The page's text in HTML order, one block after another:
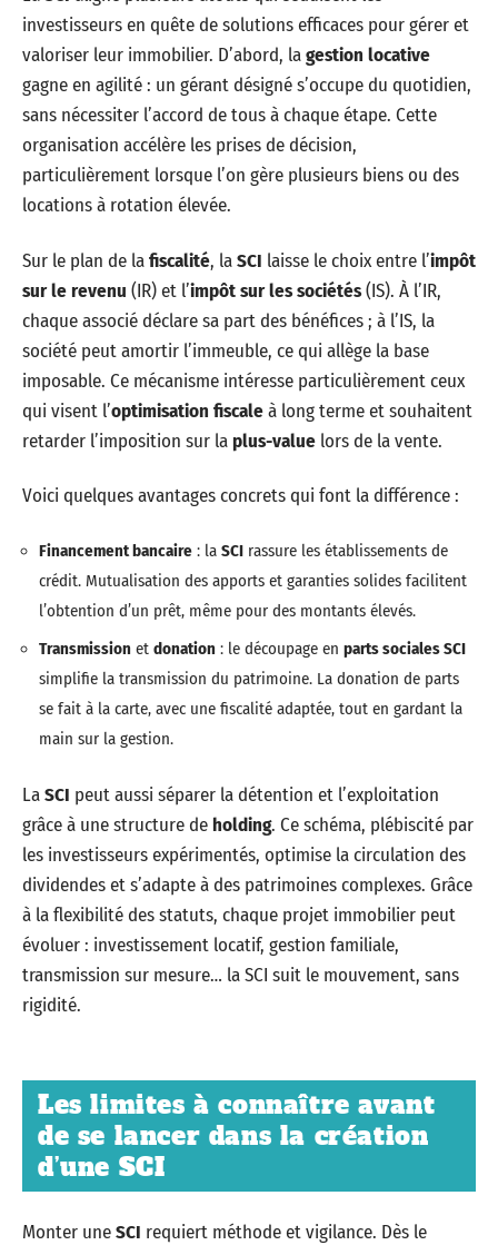
investisseurs en quête de solutions efficaces pour gérer et
valoriser leur immobilier. D’abord, lagestion locative
gagne en agilité : un gérant désigné s’occupe du quotidien,
sans nécessiter l’accord de tous à chaque étape. Cette
organisation accélère les prises de décision,
particulièrement lorsque l’on gère plusieurs biens ou des
locations à rotation élevée.
Sur le plan de lafiscalité, laSCI laisse le choix entre l’impôt
sur le revenu (IR) et l’impôt sur les sociétés(IS). À l’IR,
chaque associé déclare sa part des bénéfices ; à l’IS, la
société peut amortir l’immeuble, ce qui allège la base
imposable. Ce mécanisme intéresse particulièrement ceux
qui visent l’optimisation fiscaleà long terme et souhaitent
retarder l’imposition sur laplus-value lors de la vente.
Voici quelques avantages concrets qui font la différence :
Financement bancaire : la SCI rassure les établissements de
crédit. Mutualisation des apports et garanties solides facilitent
l’obtention d’un prêt, même pour des montants élevés.
Transmission et donation : le découpage en parts sociales SCI
simplifie la transmission du patrimoine. La donation de parts
se fait à la carte, avec une fiscalité adaptée, tout en gardant la
main sur la gestion.
LaSCI peut aussi séparer la détention et l’exploitation
grâce à une structure deholding. Ce schéma, plébiscité par
les investisseurs expérimentés, optimise la circulation des
dividendes et s’adapte à des patrimoines complexes. Grâce
à la flexibilité des statuts, chaque projet immobilier peut
évoluer : investissement locatif, gestion familiale,
transmission sur mesure… la SCI suit le mouvement, sans
rigidité.
Les limites à connaître avant
de se lancer dans la création
d’une SCI
Monter uneSCI requiert méthode et vigilance. Dès le